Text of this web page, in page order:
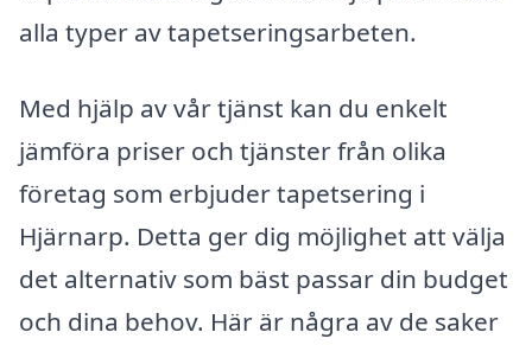
alla typer av tapetseringsarbeten.
Med hjälp av vår tjänst kan du enkelt
jämföra priser och tjänster från olika
företag som erbjuder tapetsering i
Hjärnarp. Detta ger dig möjlighet att välja
det alternativ som bäst passar din budget
och dina behov. Här är några av de saker